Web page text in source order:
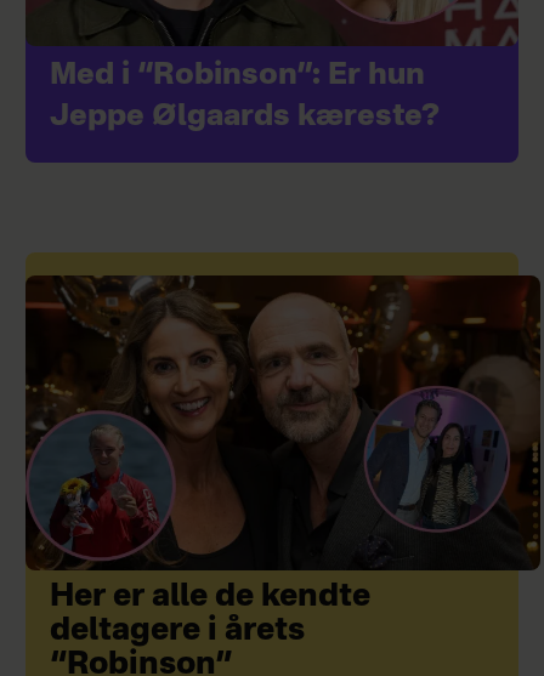
Med i “Robinson”: Er hun
Jeppe Ølgaards kæreste?
Her er alle de kendte
deltagere i årets
“Robinson”